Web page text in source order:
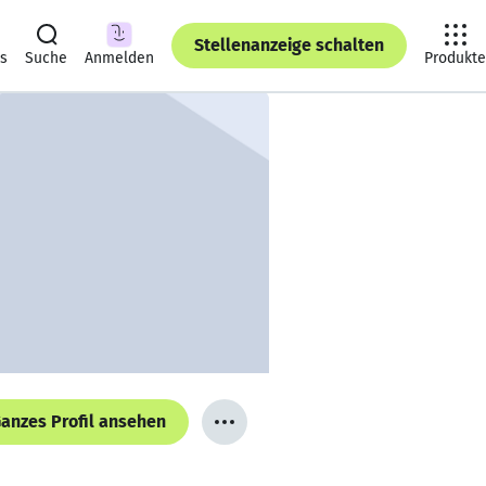
Suche Anmelden
Stellenanzeige schalten
Produkte
Profil ansehen